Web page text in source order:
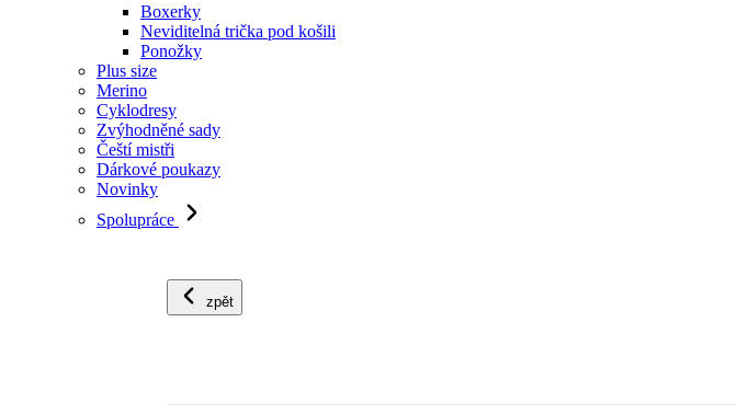
Boxerky
Neviditelná trička pod košili
Ponožky
Plus size
Merino
Cyklodresy
Zvýhodněné sady
Čeští mistři
Dárkové poukazy
Novinky
Spolupráce
zpět